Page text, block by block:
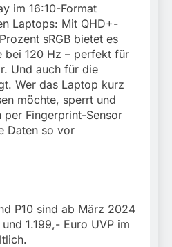
im 16:10-Format
Laptops: Mit QHD+-
sRGB bietet es
bei 120 Hz – perfekt für
Und auch für die
Wer das Laptop kurz
möchte, sperrt und
per Fingerprint-Sensor
Daten so vor
P10 sind ab März 2024
1.199,- Euro UVP im